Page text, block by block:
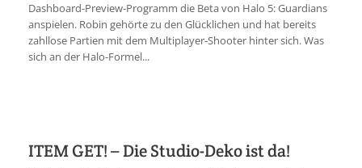
Jobs
Discord
Dashboard-Preview-Programm die Beta von Halo 5: Guardians
anspielen. Robin gehörte zu den Glücklichen und hat bereits
zahllose Partien mit dem Multiplayer-Shooter hinter sich. Was
sich an der Halo-Formel...
ITEM GET! – Die Studio-Deko ist da!